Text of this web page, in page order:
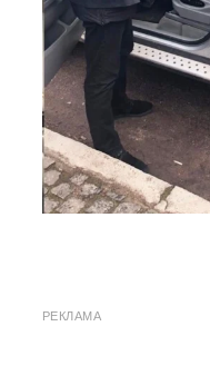
РЕКЛАМА